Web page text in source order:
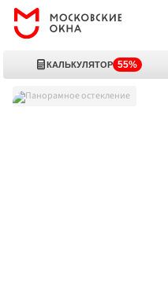
КАЛЬКУЛЯТОР 55%
Панорамное остекление